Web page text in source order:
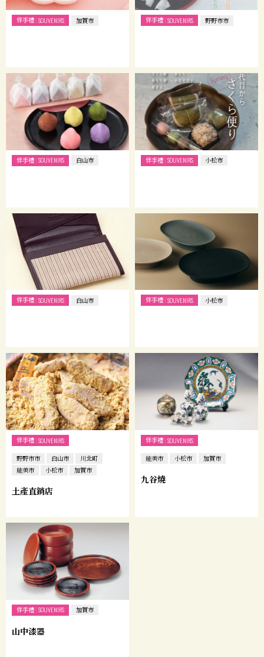
伴手禮 SOUVENIRS 加賀市 伴手禮 SOUVENIRS 野野市市
伴手禮 SOUVENIRS 白山市 伴手禮 SOUVENIRS 小松市
伴手禮 SOUVENIRS 白山市 伴手禮 SOUVENIRS 小松市
伴手禮 SOUVENIRS
野野市市 白山市
川北町
能美市
小松市 加賀市
土產直銷店
伴手禮 SOUVENIRS
能美市 小松市 加賀市
九谷燒
伴手禮 SOUVENIRS 加賀市
山中漆器